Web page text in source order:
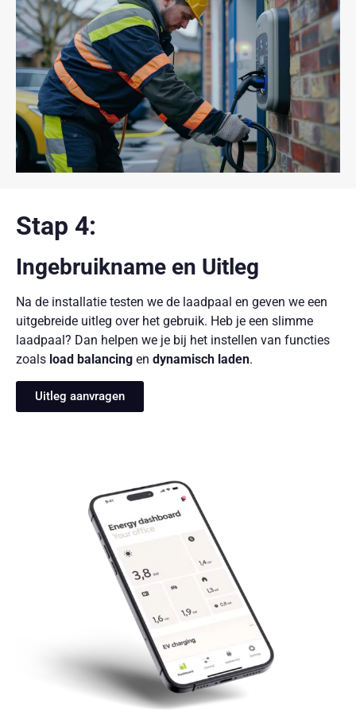
Stap 4:
Ingebruikname en Uitleg
Na de installatie testen we de laadpaal en geven we een
uitgebreide uitleg over het gebruik. Heb je een slimme
laadpaal? Dan helpen we je bij het instellen van functies
zoals load balancing en dynamisch laden.
Uitleg aanvragen